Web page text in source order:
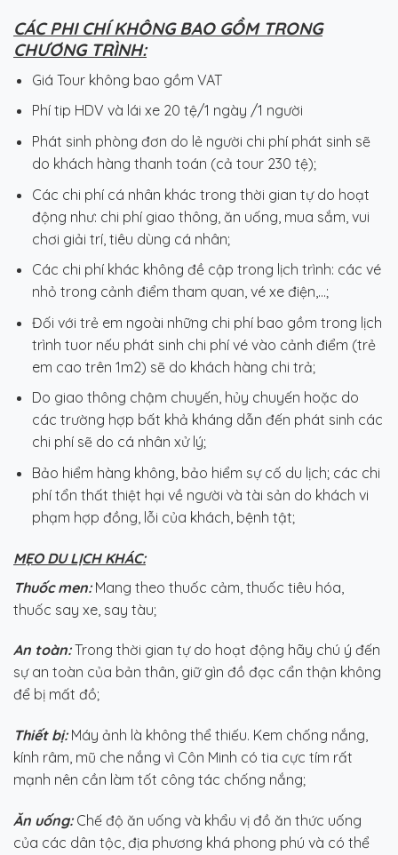
CÁC PHI CHÍ KHÔNG BAO GỒM TRONG
CHƯƠNG TRÌNH:
Giá Tour không bao gồm VAT
Phí tip HDV và lái xe 20 tệ/1 ngày /1 người
Phát sinh phòng đơn do lẻ người chi phí phát sinh sẽ
do khách hàng thanh toán (cả tour 230 tệ);
Các chi phí cá nhân khác trong thời gian tự do hoạt
động như: chi phí giao thông, ăn uống, mua sắm, vui
chơi giải trí, tiêu dùng cá nhân;
Các chi phí khác không đề cập trong lịch trình: các vé
nhỏ trong cảnh điểm tham quan, vé xe điện,…;
Đối với trẻ em ngoài những chi phí bao gồm trong lịch
trình tuor nếu phát sinh chi phí vé vào cảnh điểm (trẻ
em cao trên 1m2) sẽ do khách hàng chi trả;
Do giao thông chậm chuyến, hủy chuyến hoặc do
các trường hợp bất khả kháng dẫn đến phát sinh các
chi phí sẽ do cá nhân xử lý;
Bảo hiểm hàng không, bảo hiểm sự cố du lịch; các chi
phí tổn thất thiệt hại về người và tài sản do khách vi
phạm hợp đồng, lỗi của khách, bệnh tật;
MẸO DU LỊCH KHÁC:
Thuốc men:Mang theo thuốc cảm, thuốc tiêu hóa,
thuốc say xe, say tàu;
An toàn:Trong thời gian tự do hoạt động hãy chú ý đến
sự an toàn của bản thân, giữ gìn đồ đạc cẩn thận không
để bị mất đồ;
Thiết bị:Máy ảnh là không thể thiếu. Kem chống nắng,
kính râm, mũ che nắng vì Côn Minh có tia cực tím rất
mạnh nên cần làm tốt công tác chống nắng;
Ăn uống:Chế độ ăn uống và khẩu vị đồ ăn thức uống
của các dân tộc, địa phương khá phong phú và có thể